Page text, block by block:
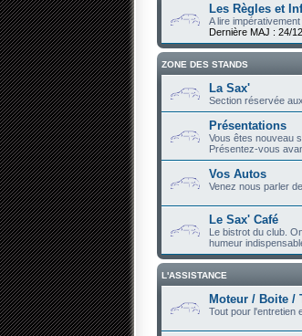
Les Règles et
A lire
Dernière MAJ : 24/
ZONE DES STANDS
La Sax'
Section réservée
Présentations
Vous êtes nouveau
Présentez-vous
Vos Autos
Venez nous parler
Le Sax' Café
Le bistrot du club.
humeur
L'ASSISTANCE
Moteur / Boite /
Tout pour l'entretien